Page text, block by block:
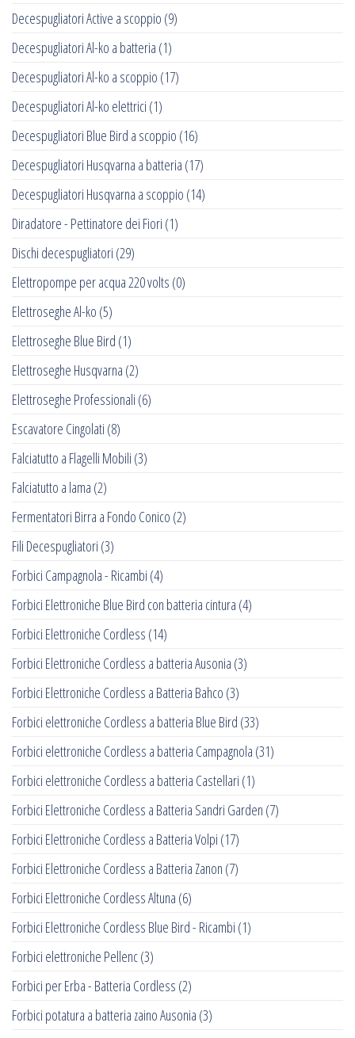
Decespugliatori Active a scoppio (9)
Decespugliatori Al-ko a batteria (1)
Decespugliatori Al-ko a scoppio (17)
Decespugliatori Al-ko elettrici (1)
Decespugliatori Blue Bird a scoppio (16)
Decespugliatori Husqvarna a batteria (17)
Decespugliatori Husqvarna a scoppio (14)
Diradatore - Pettinatore dei Fiori (1)
Dischi decespugliatori (29)
Elettropompe per acqua 220 volts (0)
Elettroseghe Al-ko (5)
Elettroseghe Blue Bird (1)
Elettroseghe Husqvarna (2)
Elettroseghe Professionali (6)
Escavatore Cingolati (8)
Falciatutto a Flagelli Mobili (3)
Falciatutto a lama (2)
Fermentatori Birra a Fondo Conico (2)
Fili Decespugliatori (3)
Forbici Campagnola - Ricambi (4)
Forbici Elettroniche Blue Bird con batteria cintura (4)
Forbici Elettroniche Cordless (14)
Forbici Elettroniche Cordless a batteria Ausonia (3)
Forbici Elettroniche Cordless a Batteria Bahco (3)
Forbici elettroniche Cordless a batteria Blue Bird (33)
Forbici elettroniche Cordless a batteria Campagnola (31)
Forbici elettroniche Cordless a batteria Castellari (1)
Forbici Elettroniche Cordless a Batteria Sandri Garden (7)
Forbici Elettroniche Cordless a Batteria Volpi (17)
Forbici Elettroniche Cordless a Batteria Zanon (7)
Forbici Elettroniche Cordless Altuna (6)
Forbici Elettroniche Cordless Blue Bird - Ricambi (1)
Forbici elettroniche Pellenc(3)
Forbici per Erba - Batteria Cordless (2)
Forbici potatura a batteria zaino Ausonia (3)